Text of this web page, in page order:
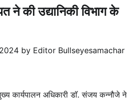
ने की उद्यानिकी विभाग के
by Editor Bullseyesamachar
कार्यपालन अधिकारी डाॅ. संजय कन्नौजे ने